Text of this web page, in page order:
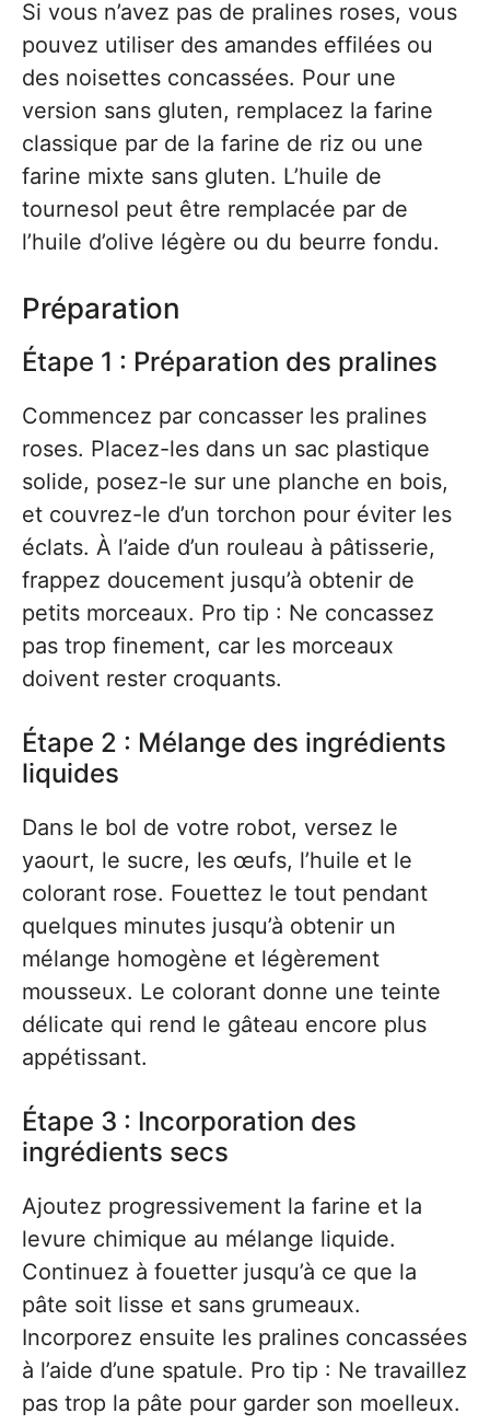
Si vous n’avez pas de pralines roses, vous
pouvez utiliser des amandes effilées ou
des noisettes concassées. Pour une
version sans gluten, remplacez la farine
classique par de la farine de riz ou une
farine mixte sans gluten. L’huile de
tournesol peut être remplacée par de
l’huile d’olive légère ou du beurre fondu.
Préparation
Étape 1 : Préparation des pralines
Commencez par concasser les pralines
roses. Placez-les dans un sac plastique
solide, posez-le sur une planche en bois,
et couvrez-le d’un torchon pour éviter les
éclats. À l’aide d’un rouleau à pâtisserie,
frappez doucement jusqu’à obtenir de
petits morceaux. Pro tip : Ne concassez
pas trop finement, car les morceaux
doivent rester croquants.
Étape 2 : Mélange des ingrédients
liquides
Dans le bol de votre robot, versez le
yaourt, le sucre, les œufs, l’huile et le
colorant rose. Fouettez le tout pendant
quelques minutes jusqu’à obtenir un
mélange homogène et légèrement
mousseux. Le colorant donne une teinte
délicate qui rend le gâteau encore plus
appétissant.
Étape 3 : Incorporation des
ingrédients secs
Ajoutez progressivement la farine et la
levure chimique au mélange liquide.
Continuez à fouetter jusqu’à ce que la
pâte soit lisse et sans grumeaux.
Incorporez ensuite les pralines concassées
à l’aide d’une spatule. Pro tip : Ne travaillez
pas trop la pâte pour garder son moelleux.